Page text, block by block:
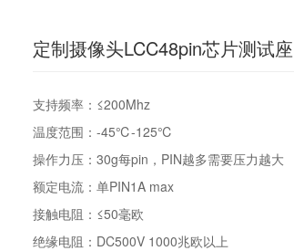
定制摄像头LCC48pin芯片测试座
支持频率：≤200Mhz
温度范围：-45℃-125℃
操作力压：30g每pin，PIN越多需要压力越大
额定电流：单PIN1A max
接触电阻：≤50毫欧
绝缘电阻：DC500V 1000兆欧以上